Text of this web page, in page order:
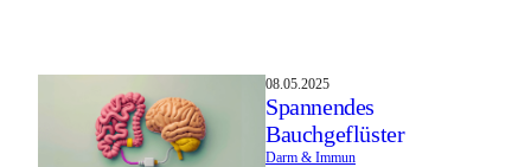
08.05.2025
Spannendes
Bauchgeflüster
Darm & Immun